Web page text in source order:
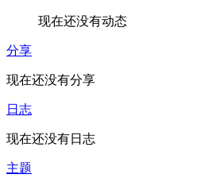
现在还没有动态
分享
现在还没有分享
日志
现在还没有日志
主题